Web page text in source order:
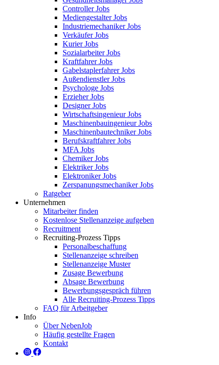
Controller Jobs
Mediengestalter Jobs
Industriemechaniker Jobs
Verkäufer Jobs
Kurier Jobs
Sozialarbeiter Jobs
Kraftfahrer Jobs
Gabelstaplerfahrer Jobs
Außendienstler Jobs
Psychologe Jobs
Erzieher Jobs
Designer Jobs
Wirtschaftsingenieur Jobs
Maschinenbauingenieur Jobs
Maschinenbautechniker Jobs
Berufskraftfahrer Jobs
MFA Jobs
Chemiker Jobs
Elektriker Jobs
Elektroniker Jobs
Zerspanungsmechaniker Jobs
Ratgeber
Unternehmen
Mitarbeiter finden
Kostenlose Stellenanzeige aufgeben
Recruitment
Recruiting-Prozess Tipps
Personalbeschaffung
Stellenanzeige schreiben
Stellenanzeige Muster
Zusage Bewerbung
Absage Bewerbung
Bewerbungsgespräch führen
Alle Recruiting-Prozess Tipps
FAQ für Arbeitgeber
Info
Über NebenJob
Häufig gestellte Fragen
Kontakt